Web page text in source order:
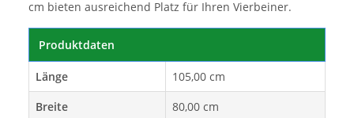
cm bieten ausreichend Platz für Ihren Vierbeiner.
Produktdaten
Länge
105,00 cm
Breite
80,00 cm